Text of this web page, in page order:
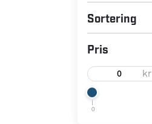
Sortering
Pris
kr
0